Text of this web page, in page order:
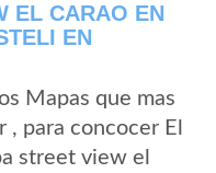
EL CARAO EN
EN
Mapas que mas
, para concocer El
street view el